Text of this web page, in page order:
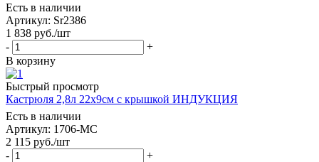
Есть в наличии
Артикул: Sr2386
1 838 руб./шт
-
+
В корзину
Быстрый просмотр
Кастрюля 2,8л 22х9см с крышкой ИНДУКЦИЯ
Есть в наличии
Артикул: 1706-MC
2 115 руб./шт
-
+